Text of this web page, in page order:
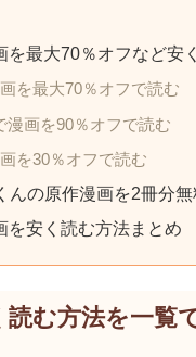
を最大70％オフなど安
を最大70％オフで読む
画を90％オフで読む
を30％オフで読む
んの原作漫画を2冊分
を安く読む方法まとめ
む方法を一覧